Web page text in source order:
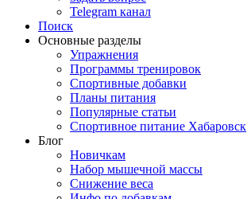
Telegram канал
Поиск
Основные разделы
Упражнения
Программы тренировок
Спортивные добавки
Планы питания
Популярные статьи
Спортивное питание Хабаровск
Блог
Новичкам
Набор мышечной массы
Снижение веса